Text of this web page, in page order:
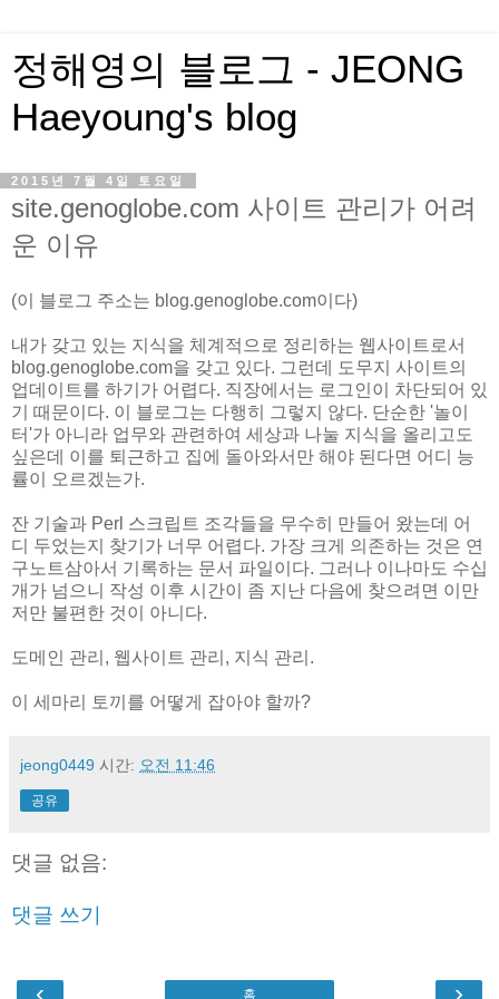
정해영의 블로그 - JEONG
Haeyoung's blog
2015년 7월 4일 토요일
site.genoglobe.com 사이트 관리가 어려
운 이유
(이 블로그 주소는 blog.genoglobe.com이다)
내가 갖고 있는 지식을 체계적으로 정리하는 웹사이트로서
blog.genoglobe.com을 갖고 있다. 그런데 도무지 사이트의
업데이트를 하기가 어렵다. 직장에서는 로그인이 차단되어 있
기 때문이다. 이 블로그는 다행히 그렇지 않다. 단순한 '놀이
터'가 아니라 업무와 관련하여 세상과 나눌 지식을 올리고도
싶은데 이를 퇴근하고 집에 돌아와서만 해야 된다면 어디 능
률이 오르겠는가.
잔 기술과 Perl 스크립트 조각들을 무수히 만들어 왔는데 어
디 두었는지 찾기가 너무 어렵다. 가장 크게 의존하는 것은 연
구노트삼아서 기록하는 문서 파일이다. 그러나 이나마도 수십
개가 넘으니 작성 이후 시간이 좀 지난 다음에 찾으려면 이만
저만 불편한 것이 아니다.
도메인 관리, 웹사이트 관리, 지식 관리.
이 세마리 토끼를 어떻게 잡아야 할까?
jeong0449 시간: 오전 11:46
공유
댓글 없음:
댓글 쓰기
‹ ›
홈